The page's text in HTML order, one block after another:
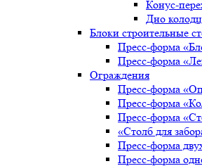
Конус-
Дно
Блоки строительные
Пресс-форма
Пресс-форма
Ограждения
Пресс-форма
Пресс-форма
Пресс-форма
«Столб для
Пресс-форма
Пресс-форма